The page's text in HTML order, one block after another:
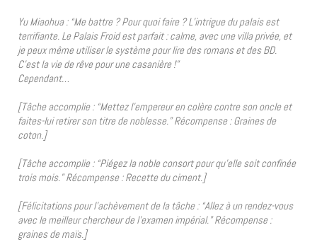
Yu Miaohua : “Me battre ? Pour quoi faire ? L’intrigue du palais est
terrifiante. Le Palais Froid est parfait : calme, avec une villa privée, et
je peux même utiliser le système pour lire des romans et des BD.
C’est la vie de rêve pour une casanière !”
Cependant…
[Tâche accomplie : “Mettez l’empereur en colère contre son oncle et
faites-lui retirer son titre de noblesse.” Récompense : Graines de
coton.]
[Tâche accomplie : “Piégez la noble consort pour qu’elle soit confinée
trois mois.” Récompense : Recette du ciment.]
[Félicitations pour l’achèvement de la tâche : “Allez à un rendez-vous
avec le meilleur chercheur de l’examen impérial.” Récompense :
graines de maïs.]